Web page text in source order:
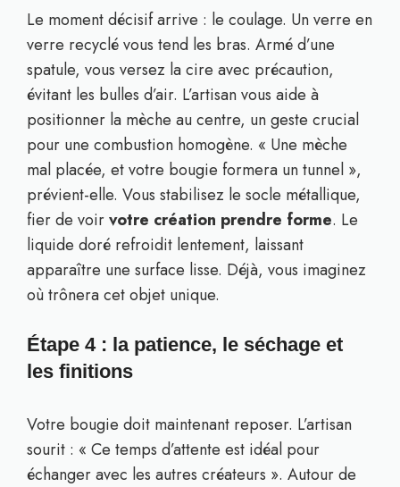
Le moment décisif arrive : le coulage. Un verre en
verre recyclé vous tend les bras. Armé d’une
spatule, vous versez la cire avec précaution,
évitant les bulles d’air. L’artisan vous aide à
positionner la mèche au centre, un geste crucial
pour une combustion homogène. « Une mèche
mal placée, et votre bougie formera un tunnel »,
prévient-elle. Vous stabilisez le socle métallique,
fier de voirvotre création prendre forme. Le
liquide doré refroidit lentement, laissant
apparaître une surface lisse. Déjà, vous imaginez
où trônera cet objet unique.
Étape 4 : la patience, le séchage et
les finitions
Votre bougie doit maintenant reposer. L’artisan
sourit : « Ce temps d’attente est idéal pour
échanger avec les autres créateurs ». Autour de